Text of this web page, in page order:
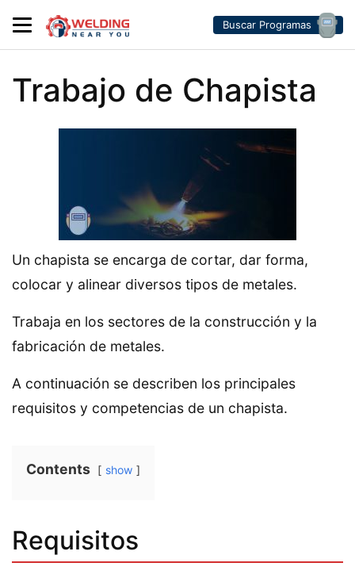
Buscar Programas
Trabajo de Chapista
Un chapista se encarga de cortar, dar forma,
colocar y alinear diversos tipos de metales.
Trabaja en los sectores de la construcción y la
fabricación de metales.
A continuación se describen los principales
requisitos y competencias de un chapista.
Contents show
Requisitos